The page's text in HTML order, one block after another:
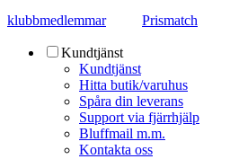
klubbmedlemmar Prismatch
Kundtjänst
Kundtjänst
Hitta butik/varuhus
Spåra din leverans
Support via fjärrhjälp
Bluffmail m.m.
Kontakta oss